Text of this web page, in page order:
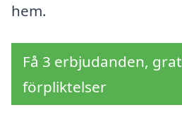
hem.
Få 3 erbjudanden,
förpliktelser